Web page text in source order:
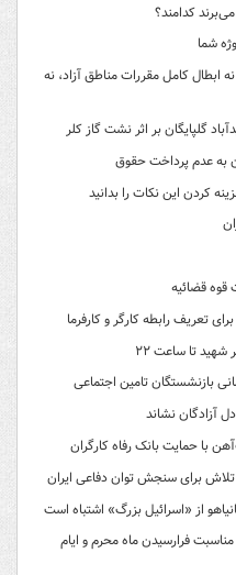
کدامند؟
شما
ابطال کامل مقررات مناطق آزاد، نه
به عدم پرداخت حقوق
کردن این نکات را بدانید
قضائیه
تعریف رابطه کارگر و کارفرما
شهید تا ساعت ۲۲
آزادگان نشاند
با حمایت‌ بانک رفاه کارگران
برای سنجش توان دفاعی ایران
از «اسرائیل بزرگ» اشتباه است
فرارسیدن ماه محرم و ایام